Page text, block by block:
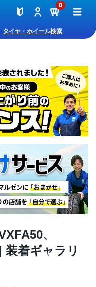
0
タイヤ・ホイール検索
、
装着ギャラリ